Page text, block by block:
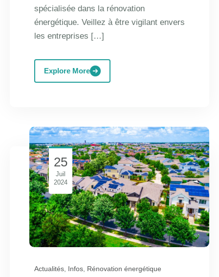
spécialisée dans la rénovation
énergétique. Veillez à être vigilant envers
les entreprises […]
Explore More
25
Juil
2024
Actualités Infos Rénovation énergétique